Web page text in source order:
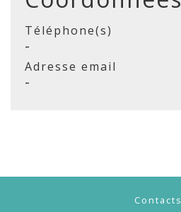
Téléphone(s)
-
Adresse email
-
Contacts